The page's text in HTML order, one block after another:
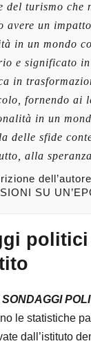
del turismo che
avere un
in un mondo
e significato in
in
fornendo ai
in un
delle sfide
alla
SU
SONDAGGI
le statistiche
dall’istituto